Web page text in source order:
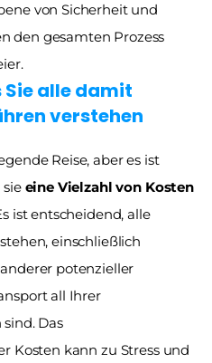
von Sicherheit und
den gesamten Prozess
alle damit
verstehen
Reise, aber es ist
eine Vielzahl von Kosten
ist entscheidend, alle
einschließlich
potenzieller
all Ihrer
Das
Kosten kann zu Stress und